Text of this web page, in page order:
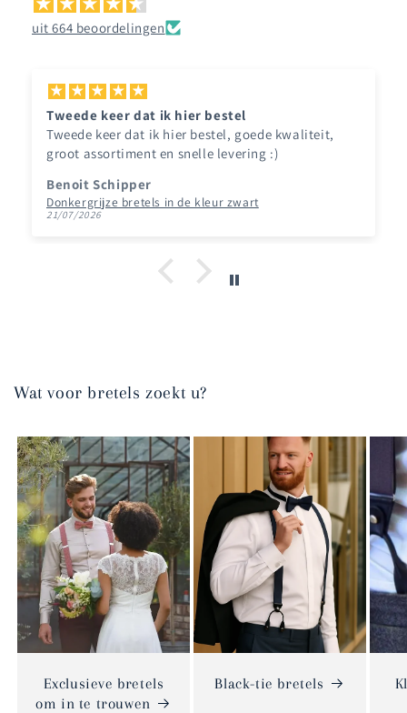
uit 664 beoordelingen
Tweede keer dat ik hier bestel
Tweede keer dat ik hier bestel, goede kwaliteit,
groot assortiment en snelle levering :)
Benoit Schipper
Donkergrijze bretels in de kleur zwart
21/07/2026
Wat voor bretels zoekt u?
Exclusieve bretels
om in te trouwen
Black-tie bretels